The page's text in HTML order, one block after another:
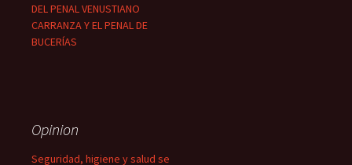
DEL PENAL VENUSTIANO
CARRANZA Y EL PENAL DE
BUCERÍAS
Opinion
Seguridad, higiene y salud se